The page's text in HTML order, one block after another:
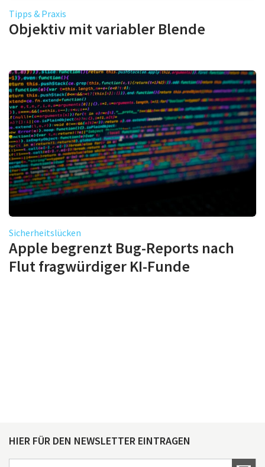
Tipps & Praxis
Objektiv mit variabler Blende
Sicherheitslücken
Apple begrenzt Bug-Reports nach
Flut fragwürdiger KI-Funde
HIER FÜR DEN NEWSLETTER EINTRAGEN